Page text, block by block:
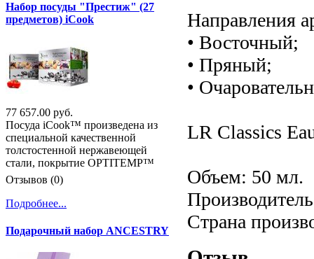
Направления
• Восточный;
• Пряный;
•
LR Classics
Объем: 50 мл.
Страна
Набор посуды "Престиж" (27
предметов) iCook
77 657.00 руб.
Посуда iCook™ произведена из
специальной качественной
толстостенной нержавеющей
стали, покрытие OPTITEMP™
Отзывов (0)
Подробнее...
Подарочный набор ANCESTRY